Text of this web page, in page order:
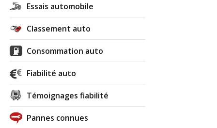
Essais automobile
Classement auto
Consommation auto
Fiabilité auto
Témoignages fiabilité
Pannes connues